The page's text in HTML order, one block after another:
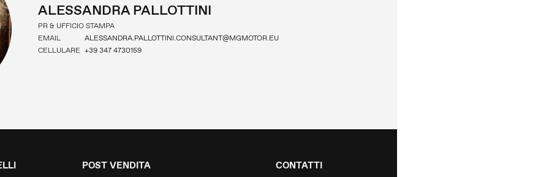
ALESSANDRA PALLOTTINI
PR & UFFICIO STAMPA
EMAIL
ALESSANDRA.PALLOTTINI.CONSULTANT@MGMOTOR.EU
CELLULARE +39 347 4730159
POST VENDITA CONTATTI